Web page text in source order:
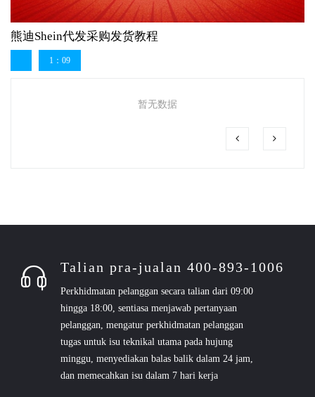
熊迪Shein代发采购发货教程
1：09
暂无数据
Talian pra-jualan 400-893-1006
Perkhidmatan pelanggan secara talian dari 09:00
hingga 18:00, sentiasa menjawab pertanyaan
pelanggan, mengatur perkhidmatan pelanggan
tugas untuk isu teknikal utama pada hujung
minggu, menyediakan balas balik dalam 24 jam,
dan memecahkan isu dalam 7 hari kerja